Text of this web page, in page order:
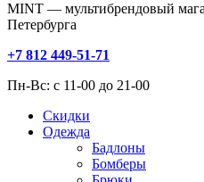
MINT — мультибрендовый
Петербурга
+7 812 449-51-71
Пн-Вс: с 11-00 до 21-00
Скидки
Одежда
Бадлоны
Бомберы